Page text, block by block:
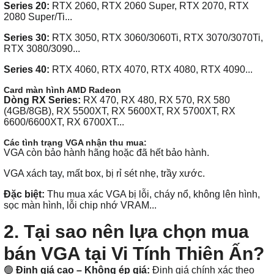
Series 20: RTX 2060, RTX 2060 Super, RTX 2070, RTX
2080 Super/Ti...
Series 30: RTX 3050, RTX 3060/3060Ti, RTX 3070/3070Ti,
RTX 3080/3090...
Series 40: RTX 4060, RTX 4070, RTX 4080, RTX 4090...
Card màn hình AMD Radeon
Dòng RX Series: RX 470, RX 480, RX 570, RX 580
(4GB/8GB), RX 5500XT, RX 5600XT, RX 5700XT, RX
6600/6600XT, RX 6700XT...
Các tình trạng VGA nhận thu mua:
VGA còn bảo hành hãng hoặc đã hết bảo hành.
VGA xách tay, mất box, bị rỉ sét nhẹ, trầy xước.
Đặc biệt: Thu mua xác VGA bị lỗi, cháy nổ, không lên hình,
sọc màn hình, lỗi chip nhớ VRAM...
2. Tại sao nên lựa chọn mua
bán VGA tại Vi Tính Thiên Ấn?
🟢 Định giá cao – Không ép giá: Định giá chính xác theo